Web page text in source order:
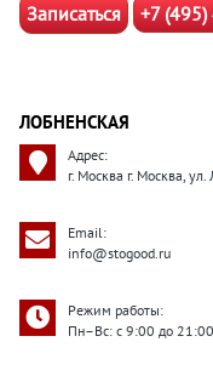
Записаться +7
ЛОБНЕНСКАЯ
Адрес:
г. Москва г. Москва,
Email:
info@stogood.ru
Режим работы:
Пн–Вс: с 9:00 до 21:00